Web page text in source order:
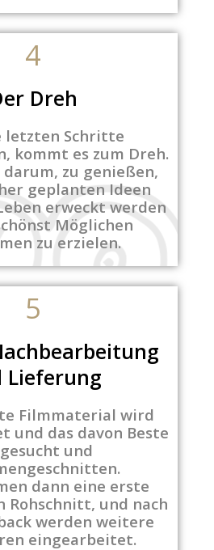
4
Dreh
letzten Schritte
kommt es zum Dreh.
zu genießen,
geplanten Ideen
erweckt werden
Möglichen
zu erzielen.
5
Lieferung
Filmmaterial wird
und das davon Beste
und
dann eine erste
Rohschnitt, und nach
werden weitere
eingearbeitet.